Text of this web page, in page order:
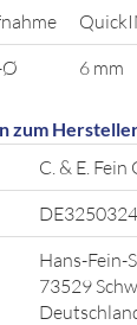
Ø
6 mm
zum
C. & E. Fein
Hans-Fein-
73529